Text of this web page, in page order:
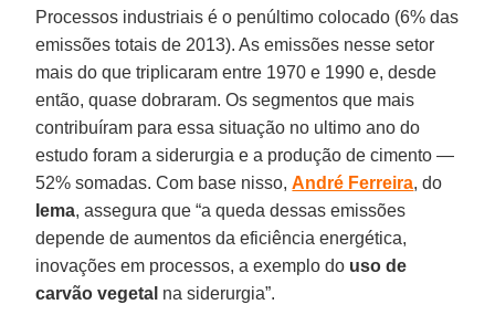
Processos industriais é o penúltimo colocado (6% das
emissões totais de 2013). As emissões nesse setor
mais do que triplicaram entre 1970 e 1990 e, desde
então, quase dobraram. Os segmentos que mais
contribuíram para essa situação no ultimo ano do
estudo foram a siderurgia e a produção de cimento —
52% somadas. Com base nisso,André Ferreira, do
Iema, assegura que “a queda dessas emissões
depende de aumentos da eficiência energética,
inovações em processos, a exemplo do uso de
carvão vegetal na siderurgia”.